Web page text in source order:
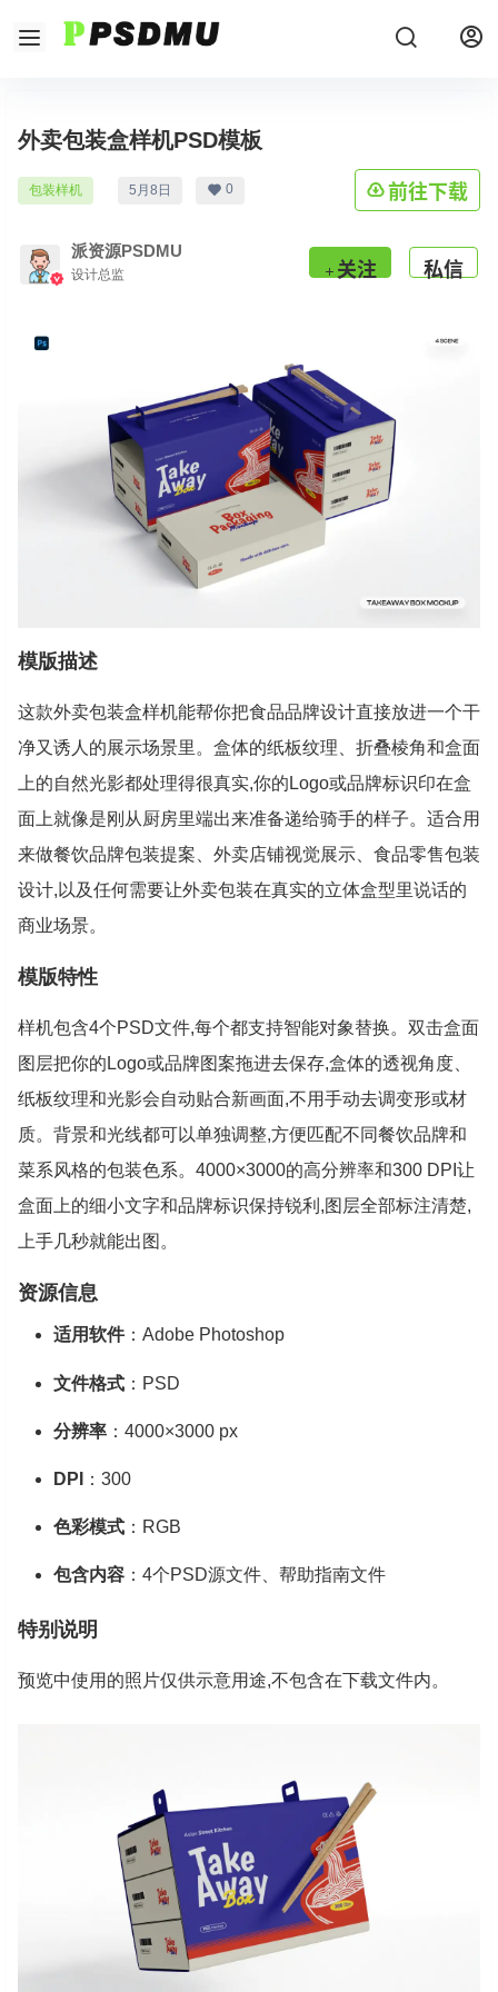
外卖包装盒样机PSD模板
包装样机 5月8日 0 前往下载
派资源PSDMU
设计总监 关注 私信
模版描述
这款外卖包装盒样机能帮你把食品品牌设计直接放进一个干
净又诱人的展示场景里。盒体的纸板纹理、折叠棱角和盒面
上的自然光影都处理得很真实,你的Logo或品牌标识印在盒
面上就像是刚从厨房里端出来准备递给骑手的样子。适合用
来做餐饮品牌包装提案、外卖店铺视觉展示、食品零售包装
设计,以及任何需要让外卖包装在真实的立体盒型里说话的
商业场景。
模版特性
样机包含4个PSD文件,每个都支持智能对象替换。双击盒面
图层把你的Logo或品牌图案拖进去保存,盒体的透视角度、
纸板纹理和光影会自动贴合新画面,不用手动去调变形或材
质。背景和光线都可以单独调整,方便匹配不同餐饮品牌和
菜系风格的包装色系。4000×3000的高分辨率和300 DPI让
盒面上的细小文字和品牌标识保持锐利,图层全部标注清楚,
上手几秒就能出图。
资源信息
适用软件：Adobe Photoshop
文件格式 ：PSD
分辨率 ：4000×3000 px
DPI ：300
色彩模式 ：RGB
包含内容 ：4个PSD源文件、帮助指南文件
特别说明
预览中使用的照片仅供示意用途,不包含在下载文件内。